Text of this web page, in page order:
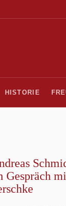
HISTORIE
Gespräch